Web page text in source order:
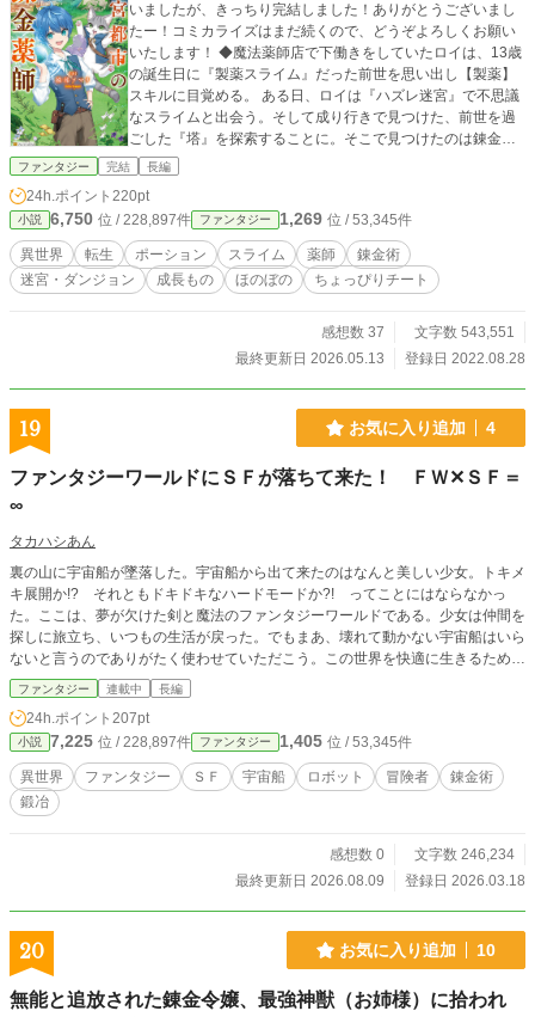
いましたが、きっちり完結しました！ありがとうございまし
たー！コミカライズはまだ続くので、どうぞよろしくお願い
いたします！ ◆魔法薬師店で下働きをしていたロイは、13歳
の誕生日に『製薬スライム』だった前世を思い出し【製薬】
スキルに目覚める。 ある日、ロイは『ハズレ迷宮』で不思議
なスライムと出会う。そして成り行きで見つけた、前世を過
ごした『塔』を探索することに。そこで見つけたのは錬金薬
の研究工房跡。まともな調合器具さえ持っていないロイは、
の工房とお店を持ちたいと願いつつ、スキルで様々なポーシ
ョン薬を作っては素材採取をしに迷宮へ潜る日々。 相棒のス
ライムに訳ありハーフエルフの女の子、収集癖のあるケット
シー、可愛がってくれる冒険者ギルド長、羊角のお姉さんに
クセ者錬金術師……など。様々な人と関わり合いながら、ロ
前世が錬金古王国の製薬スライムだった僕は覚醒したスキル
ファンタジー 完結 長編
24h.ポイント 220pt
小説 6,750 位 / 228,897件 ファンタジー 1,269 位 / 53,345件
異世界 転生 ポーション スライム 薬師
錬金術
迷宮・ダンジョン
成長もの ほのぼの ちょっぴりチート
感想数 37
文字数 543,551
最終更新日 2026.05.13
登録日 2022.08.28
19 お気に入り追加 4
ファンタジーワールドにＳＦが落ちて来た！ ＦＷ✕ＳＦ＝
∞
タカハシあん
裏の山に宇宙船が墜落した。宇宙船から出て来たのはなんと美しい少女。トキメ
キ展開か!? それともドキドキなハードモードか?! ってことにはならなかっ
た。ここは、夢が欠けた剣と魔法のファンタジーワールドである。少女は仲間を
探しに旅立ち、いつもの生活が戻った。でもまあ、壊れて動かない宇宙船はいら
ないと言うのでありがたく使わせていただこう。この世界を快適に生きるために
ね。これは錬金鋼術士レイの物語である。
ファンタジー 連載中 長編
24h.ポイント 207pt
小説 7,225 位 / 228,897件 ファンタジー 1,405 位 / 53,345件
異世界 ファンタジー ＳＦ 宇宙船 ロボット 冒険者
錬金術
鍛冶
感想数 0
文字数 246,234
最終更新日 2026.08.09
登録日 2026.03.18
20 お気に入り追加 10
無能と追放された錬金令嬢、最強神獣（お姉様）に拾われ